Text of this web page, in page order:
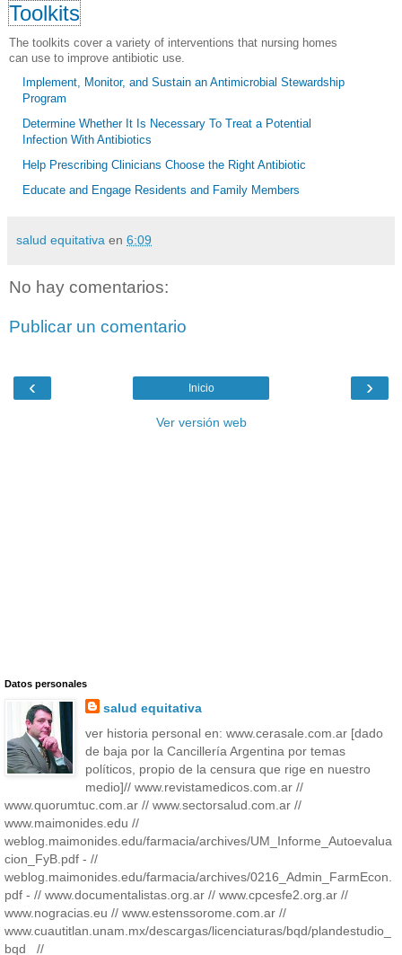
Toolkits
The toolkits cover a variety of interventions that nursing homes
can use to improve antibiotic use.
Implement, Monitor, and Sustain an Antimicrobial Stewardship
Program
Determine Whether It Is Necessary To Treat a Potential
Infection With Antibiotics
Help Prescribing Clinicians Choose the Right Antibiotic
Educate and Engage Residents and Family Members
salud equitativa en 6:09
No hay comentarios:
Publicar un comentario
‹ ›
Inicio
Ver versión web
Datos personales
salud equitativa
ver historia personal en: www.cerasale.com.ar [dado
de baja por la Cancillería Argentina por temas
políticos, propio de la censura que rige en nuestro
medio]// www.revistamedicos.com.ar //
www.quorumtuc.com.ar // www.sectorsalud.com.ar //
www.maimonides.edu //
weblog.maimonides.edu/farmacia/archives/UM_Informe_Autoevalua
cion_FyB.pdf - //
weblog.maimonides.edu/farmacia/archives/0216_Admin_FarmEcon.
pdf - // www.documentalistas.org.ar // www.cpcesfe2.org.ar //
www.nogracias.eu // www.estenssorome.com.ar //
www.cuautitlan.unam.mx/descargas/licenciaturas/bqd/plandestudio_
bqd_ //